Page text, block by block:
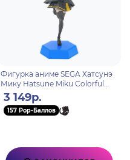
Фигурка аниме SEGA Хатсунэ
Мику Hatsune Miku Colorful
Stage! Тенма Саки Tenma Saki
16см 33868
3 149р.
157 Pop-Баллов